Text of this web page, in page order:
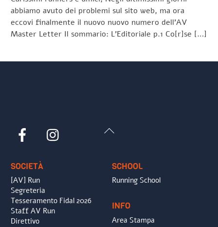
abbiamo avuto dei problemi sul sito web, ma ora
eccovi finalmente il nuovo nuovo numero dell’AV
Master Letter Il sommario: L’Editoriale p.1 Co[r]se […]
Back
Facebook
SOCIETÀ
[AV] Run
Segreteria
Tesseramento Fidal 2026
Staff AV Run
Direttivo
SCHOOL
Running School
INFO
Area Stampa